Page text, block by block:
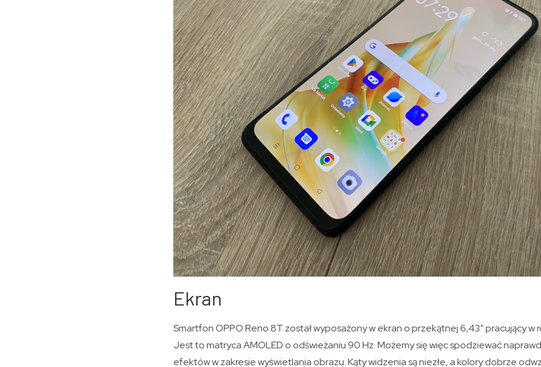
Ekran
Smartfon OPPO Reno 8T został wyposażony w ekran o przekątnej 6,43″ pracujący w
Jest to matryca AMOLED o odświeżaniu 90 Hz. Możemy się więc spodziewać
efektów w zakresie wyświetlania obrazu. Kąty widzenia są niezłe, a kolory dobrze